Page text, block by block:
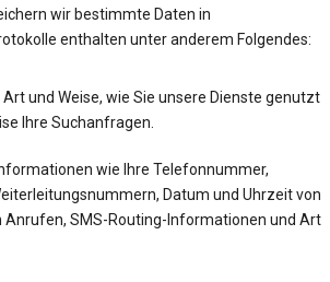
wir bestimmte Daten in
enthalten unter anderem Folgendes:
und Weise, wie Sie unsere Dienste genutzt
Ihre Suchanfragen.
wie Ihre Telefonnummer,
Datum und Uhrzeit von
Anrufen, SMS-Routing-Informationen und Art